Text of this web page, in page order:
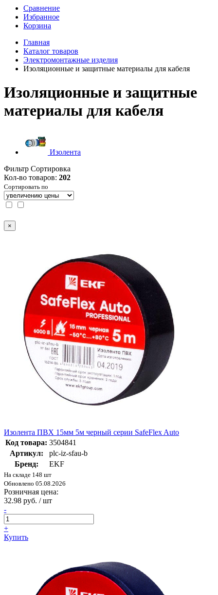
Сравнение
Избранное
Корзина
Главная
Каталог товаров
Электромонтажные изделия
Изоляционные и защитные материалы для кабеля
Изоляционные и защитные
материалы для кабеля
Изолента
Фильтр Сортировка
Кол-во товаров: 202
Сортировать по
×
Изолента ПВХ 15мм 5м черный серии SafeFlex Auto
Код товара: 3504841
Артикул:
plc-iz-sfau-b
Бренд:
EKF
На складе 148 шт
Обновлено 05.08.2026
Розничная цена:
32.98 руб. / шт
-
+
Купить